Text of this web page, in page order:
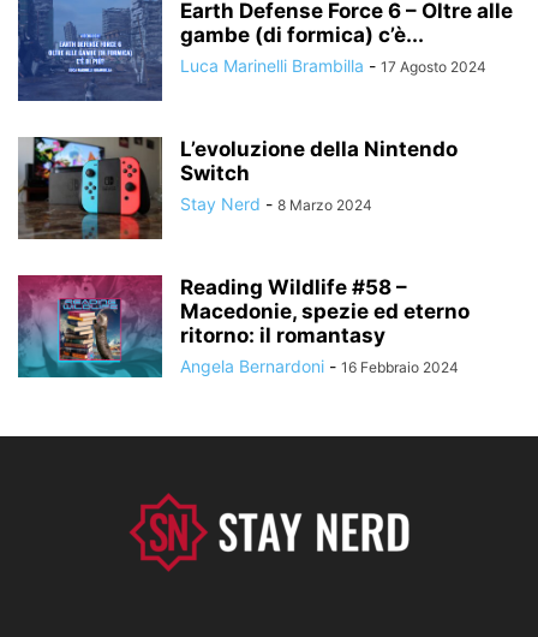
Earth Defense Force 6 – Oltre alle
gambe (di formica) c’è...
Luca Marinelli Brambilla - 17 Agosto 2024
L’evoluzione della Nintendo
Switch
Stay Nerd - 8 Marzo 2024
Reading Wildlife #58 –
Macedonie, spezie ed eterno
ritorno: il romantasy
Angela Bernardoni - 16 Febbraio 2024